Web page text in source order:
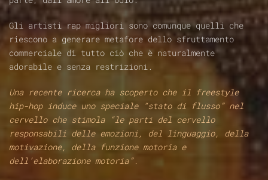
Gli artisti rap migliori sono comunque quelli che
riescono a generare metafore dello sfruttamento
commerciale di tutto ciò che è naturalmente
adorabile e senza restrizioni.
Una recente ricerca ha scoperto che il freestyle
hip-hop induce uno speciale “stato di flusso” nel
cervello che stimola “le parti del cervello
responsabili delle emozioni, del linguaggio, della
motivazione, della funzione motoria e
dell’elaborazione motoria”.